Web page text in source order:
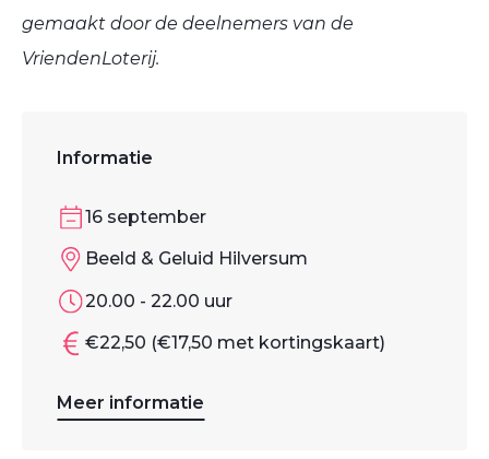
gemaakt door de deelnemers van de
VriendenLoterij.
Informatie
16 september
Beeld & Geluid Hilversum
20.00 - 22.00 uur
€22,50 (€17,50 met kortingskaart)
Meer informatie